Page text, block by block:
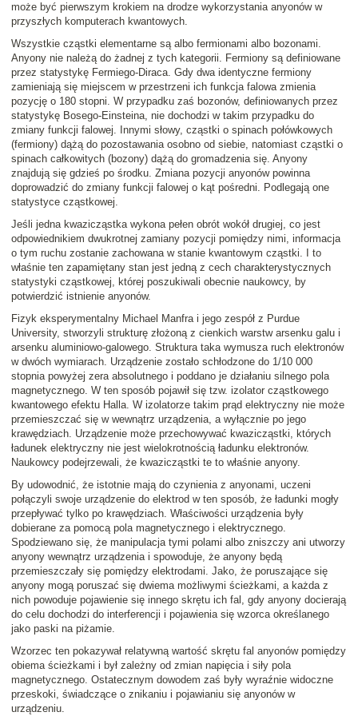
może być pierwszym krokiem na drodze wykorzystania anyonów w
przyszłych komputerach kwantowych.
Wszystkie cząstki elementarne są albo fermionami albo bozonami.
Anyony nie należą do żadnej z tych kategorii. Fermiony są definiowane
przez statystykę Fermiego-Diraca. Gdy dwa identyczne fermiony
zamieniają się miejscem w przestrzeni ich funkcja falowa zmienia
pozycję o 180 stopni. W przypadku zaś bozonów, definiowanych przez
statystykę Bosego-Einsteina, nie dochodzi w takim przypadku do
zmiany funkcji falowej. Innymi słowy, cząstki o spinach połówkowych
(fermiony) dążą do pozostawania osobno od siebie, natomiast cząstki o
spinach całkowitych (bozony) dążą do gromadzenia się. Anyony
znajdują się gdzieś po środku. Zmiana pozycji anyonów powinna
doprowadzić do zmiany funkcji falowej o kąt pośredni. Podlegają one
statystyce cząstkowej.
Jeśli jedna kwazicząstka wykona pełen obrót wokół drugiej, co jest
odpowiednikiem dwukrotnej zamiany pozycji pomiędzy nimi, informacja
o tym ruchu zostanie zachowana w stanie kwantowym cząstki. I to
właśnie ten zapamiętany stan jest jedną z cech charakterystycznych
statystyki cząstkowej, której poszukiwali obecnie naukowcy, by
potwierdzić istnienie anyonów.
Fizyk eksperymentalny Michael Manfra i jego zespół z Purdue
University, stworzyli strukturę złożoną z cienkich warstw arsenku galu i
arsenku aluminiowo-galowego. Struktura taka wymusza ruch elektronów
w dwóch wymiarach. Urządzenie zostało schłodzone do 1/10 000
stopnia powyżej zera absolutnego i poddano je działaniu silnego pola
magnetycznego. W ten sposób pojawił się tzw. izolator cząstkowego
kwantowego efektu Halla. W izolatorze takim prąd elektryczny nie może
przemieszczać się w wewnątrz urządzenia, a wyłącznie po jego
krawędziach. Urządzenie może przechowywać kwazicząstki, których
ładunek elektryczny nie jest wielokrotnością ładunku elektronów.
Naukowcy podejrzewali, że kwazicząstki te to właśnie anyony.
By udowodnić, że istotnie mają do czynienia z anyonami, uczeni
połączyli swoje urządzenie do elektrod w ten sposób, że ładunki mogły
przepływać tylko po krawędziach. Właściwości urządzenia były
dobierane za pomocą pola magnetycznego i elektrycznego.
Spodziewano się, że manipulacja tymi polami albo zniszczy ani utworzy
anyony wewnątrz urządzenia i spowoduje, że anyony będą
przemieszczały się pomiędzy elektrodami. Jako, że poruszające się
anyony mogą poruszać się dwiema możliwymi ścieżkami, a każda z
nich powoduje pojawienie się innego skrętu ich fal, gdy anyony docierają
do celu dochodzi do interferencji i pojawienia się wzorca określanego
jako paski na piżamie.
Wzorzec ten pokazywał relatywną wartość skrętu fal anyonów pomiędzy
obiema ścieżkami i był zależny od zmian napięcia i siły pola
magnetycznego. Ostatecznym dowodem zaś były wyraźnie widoczne
przeskoki, świadczące o znikaniu i pojawianiu się anyonów w
urządzeniu.